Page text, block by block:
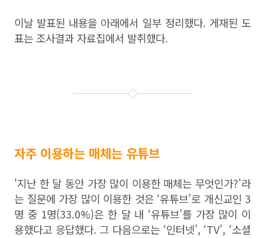
이날 발표된 내용을 아래에서 일부 정리했다. 게재된 도
표는 조사결과 자료집에서 발취했다.
자주 이용하는 매체는 유튜브
'지난 한 달 동안 가장 많이 이용한 매체는 무엇인가?'라
는 질문에 가장 많이 이용한 것은 ‘유튜브’로 개신교인 3
명 중 1명(33.0%)은 한 달 내 ‘유튜브’를 가장 많이 이
용했다고 응답했다. 그 다음으로는 ‘인터넷’, ‘TV’, ‘소셜